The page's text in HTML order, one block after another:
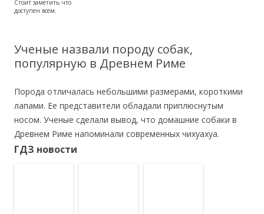
Стоит заметить что
доступен всем.
Ученые назвали породу собак,
популярную в Древнем Риме
Порода отличалась небольшими размерами, короткими
лапами. Ее представители обладали приплюснутым
носом. Ученые сделали вывод, что домашние собаки в
Древнем Риме напоминали современных чихуахуа.
ГДЗ новости